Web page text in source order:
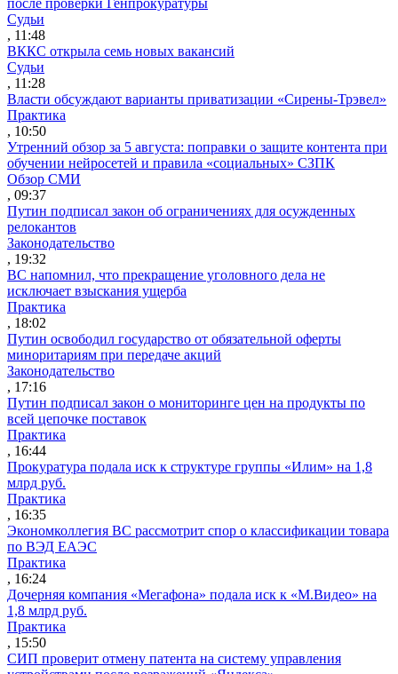
Судьи
, 11:48
ВККС открыла семь новых вакансий
Судьи
, 11:28
Власти обсуждают варианты приватизации «Сирены-Трэвел»
Практика
, 10:50
Утренний обзор за 5 августа: поправки о защите контента при
обучении нейросетей и правила «социальных» СЗПК
Обзор СМИ
, 09:37
Путин подписал закон об ограничениях для осужденных
релокантов
Законодательство
, 19:32
ВС напомнил, что прекращение уголовного дела не
исключает взыскания ущерба
Практика
, 18:02
Путин освободил государство от обязательной оферты
миноритариям при передаче акций
Законодательство
, 17:16
Путин подписал закон о мониторинге цен на продукты по
всей цепочке поставок
Практика
, 16:44
Прокуратура подала иск к структуре группы «Илим» на 1,8
млрд руб.
Практика
, 16:35
Экономколлегия ВС рассмотрит спор о классификации товара
по ВЭД ЕАЭС
Практика
, 16:24
Дочерняя компания «Мегафона» подала иск к «М.Видео» на
1,8 млрд руб.
Практика
, 15:50
СИП проверит отмену патента на систему управления